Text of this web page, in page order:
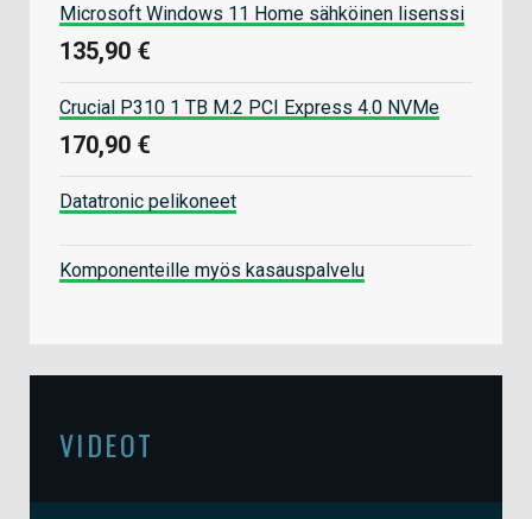
Microsoft Windows 11 Home sähköinen lisenssi
135,90 €
Crucial P310 1 TB M.2 PCI Express 4.0 NVMe
170,90 €
Datatronic pelikoneet
Komponenteille myös kasauspalvelu
VIDEOT